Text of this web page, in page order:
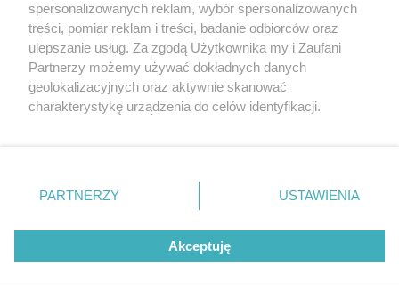
PIŁKA NOŻNA
Jagiellonia Białystok
Kto wygra w hicie
Ekstraklasy?
spersonalizowanych reklam, wybór spersonalizowanych
treści, pomiar reklam i treści, badanie odbiorców oraz
ulepszanie usług. Za zgodą Użytkownika my i Zaufani
Partnerzy możemy używać dokładnych danych
geolokalizacyjnych oraz aktywnie skanować
charakterystykę urządzenia do celów identyfikacji.
zmienić/wycofać klikając przycisk ustawień prywatności
znajdujący się w lewym dolnym rogu strony
rodzaje przetwarzania danych nie wymagają zgody
użytkownika, ale masz prawo sprzeciwić się takiemu
przetwarzaniu. Preferencje będą miały zastosowanie tylko
PARTNERZY USTAWIENIA
Akceptuję